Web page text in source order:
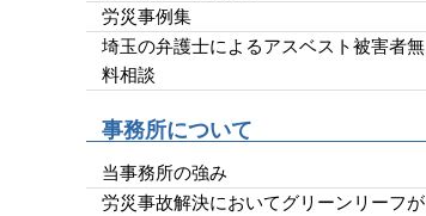
労災事例集
埼玉の弁護士によるアスベスト被害者無
料相談
事務所について
当事務所の強み
労災事故解決においてグリーンリーフが